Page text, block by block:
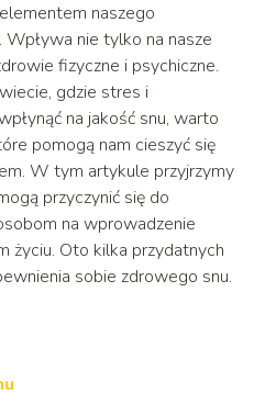
naszego
nie tylko na nasze
fizyczne i psychiczne.
gdzie stres i
na jakość snu, warto
pomogą nam cieszyć się
W tym artykule przyjrzymy
przyczynić się do
na wprowadzenie
życiu. Oto kilka przydatnych
sobie zdrowego snu.